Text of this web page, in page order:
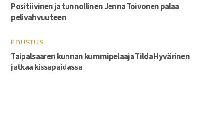
Positiivinen ja tunnollinen Jenna Toivonen palaa
pelivahvuuteen
EDUSTUS
Taipalsaaren kunnan kummipelaaja Tilda Hyvärinen
jatkaa kissapaidassa